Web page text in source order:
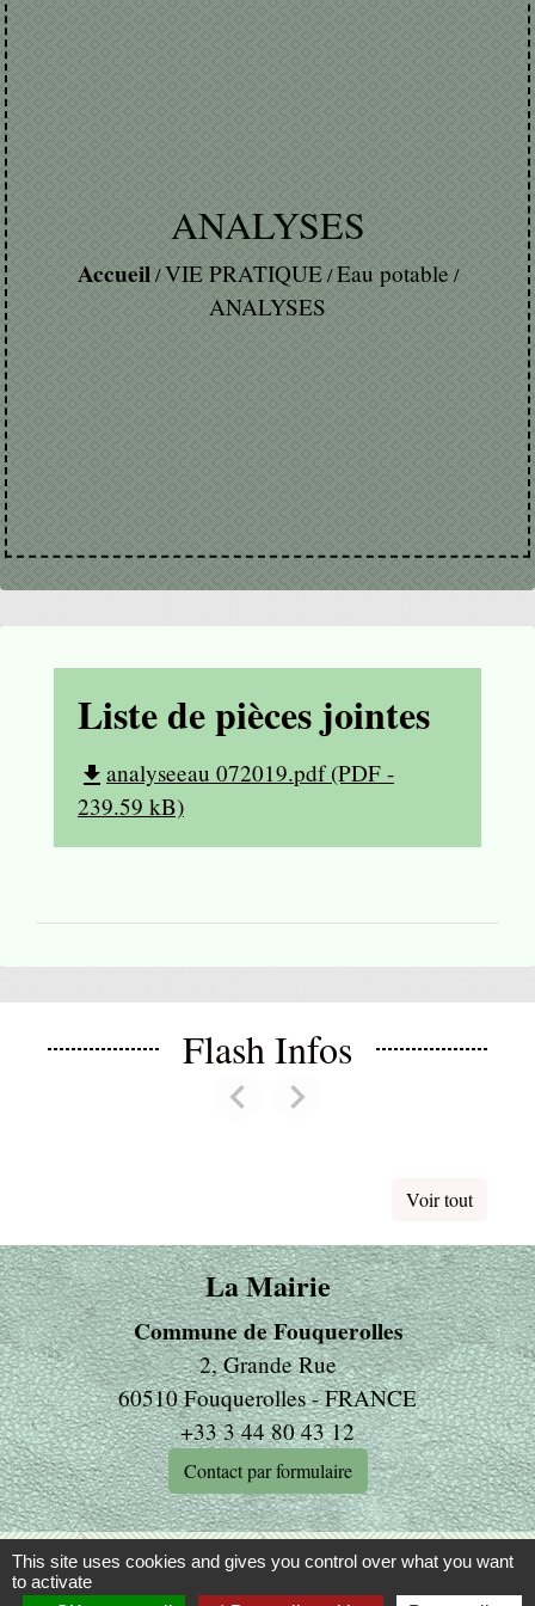
ANALYSES
Accueil/VIE PRATIQUE/Eau potable/
ANALYSES
Liste de pièces jointes
file_download analyseeau 072019.pdf (PDF -
239.59 kB)
Flash Infos
chevron_leftPrevious
chevron_rightNext
Voir tout
La Mairie
Commune de Fouquerolles
2, Grande Rue
60510 Fouquerolles - FRANCE
+33 3 44 80 43 12
Contact par formulaire
Liens
This site uses cookies and gives you control over what you want
to activate